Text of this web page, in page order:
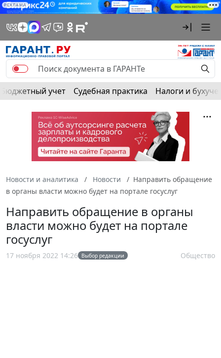
РЕКЛАМА
Бюджетный учет Судебная практика Налоги и
Новости и аналитика Новости
Направить обращение
в органы власти можно будет на портале госуслуг
Направить обращение в органы
власти можно будет на портале
госуслуг
17 ноября 2022 14:26 Выбор редакции Общество